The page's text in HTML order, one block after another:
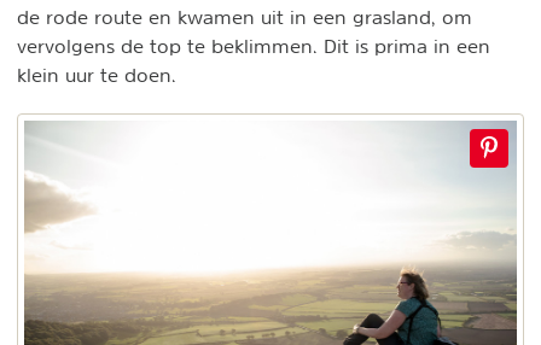
de rode route en kwamen uit in een grasland, om
vervolgens de top te beklimmen. Dit is prima in een
klein uur te doen.